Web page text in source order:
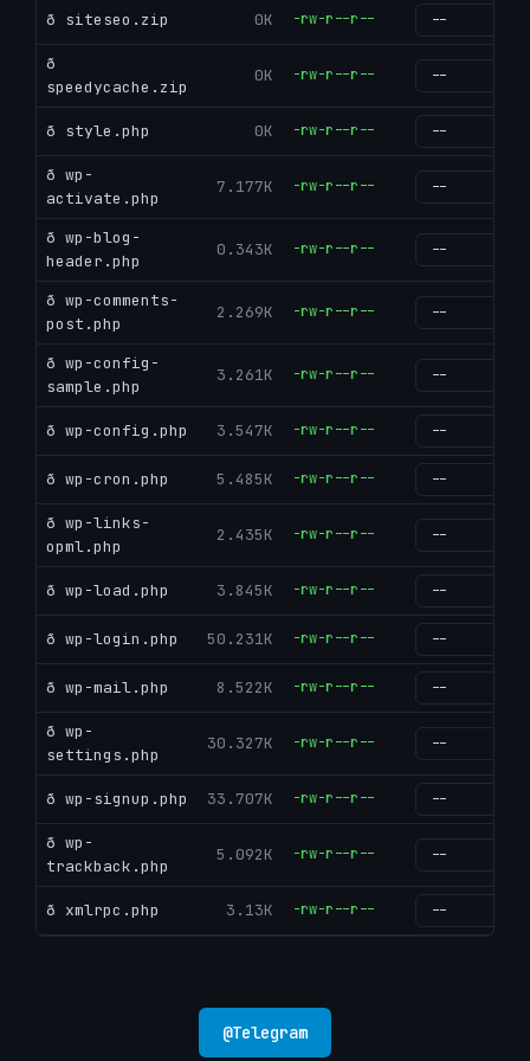
ð siteseo.zip 0K -rw-r--r--
ð
speedycache.zip
0K -rw-r--r--
ð style.php 0K -rw-r--r--
ð wp-
activate.php
7.177K -rw-r--r--
ð wp-blog-
header.php
0.343K -rw-r--r--
ð wp-comments-
post.php
2.269K -rw-r--r--
ð wp-config-
sample.php
3.261K -rw-r--r--
ð wp-config.php 3.547K -rw-r--r--
ð wp-cron.php 5.485K -rw-r--r--
ð wp-links-
opml.php
2.435K -rw-r--r--
ð wp-load.php 3.845K -rw-r--r--
ð wp-login.php 50.231K -rw-r--r--
ð wp-mail.php 8.522K -rw-r--r--
ð wp-
settings.php
30.327K -rw-r--r--
ð wp-signup.php 33.707K -rw-r--r--
ð wp-
trackback.php
5.092K -rw-r--r--
ð xmlrpc.php 3.13K -rw-r--r--
@Telegram